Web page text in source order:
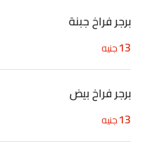
برجر فراخ جبنة
13جنيه
برجر فراخ بيض
13جنيه